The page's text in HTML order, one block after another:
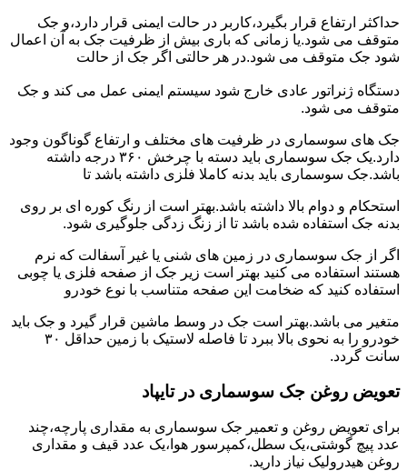
حداکثر ارتفاع قرار بگیرد،کاربر در حالت ایمنی قرار دارد،و جک
متوقف می شود.یا زمانی که باری بیش از ظرفیت جک به آن اعمال
شود جک متوقف می شود.در هر حالتی اگر جک از حالت
دستگاه ژنراتور عادی خارج شود سیستم ایمنی عمل می کند و جک
متوقف می شود.
جک های سوسماری در ظرفیت های مختلف و ارتفاع گوناگون وجود
دارد.یک جک سوسماری باید دسته با چرخش ۳۶۰ درجه داشته
باشد.جک سوسماری باید بدنه کاملا فلزی داشته باشد تا
استحکام و دوام بالا داشته باشد.بهتر است از رنگ کوره ای بر روی
بدنه جک استفاده شده باشد تا از زنگ زدگی جلوگیری شود.
اگر از جک سوسماری در زمین های شنی یا غیر آسفالت که نرم
هستند استفاده می کنید بهتر است زیر جک از صفحه فلزی یا چوبی
استفاده کنید که ضخامت این صفحه متناسب با نوع خودرو
متغیر می باشد.بهتر است جک در وسط ماشین قرار گیرد و جک باید
خودرو را به نحوی بالا ببرد تا فاصله لاستیک با زمین حداقل ۳۰
سانت گردد.
تعویض روغن جک سوسماری در تایپاد
برای تعویض روغن و تعمیر جک سوسماری به مقداری پارچه،چند
عدد پیچ گوشتی،یک سطل،کمپرسور هوا،یک عدد قیف و مقداری
روغن هیدرولیک نیاز دارید.